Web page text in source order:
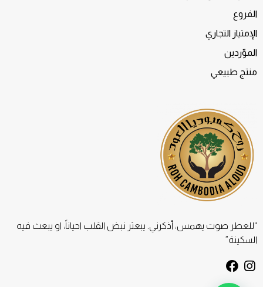
“للعطر صوت يهمس، أذكرني. يبعثر نبض القلب احياناً، او يبعث فيه
السكينة”
I
F
الفروع
الإمتياز التجاري
الموّردين
منتج طبيعي